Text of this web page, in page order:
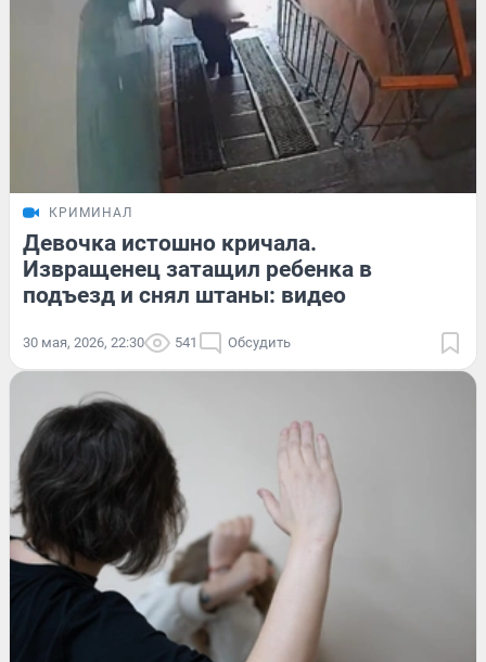
КРИМИНАЛ
Девочка истошно кричала.
Извращенец затащил ребенка в
подъезд и снял штаны: видео
30 мая, 2026, 22:30 541 Обсудить